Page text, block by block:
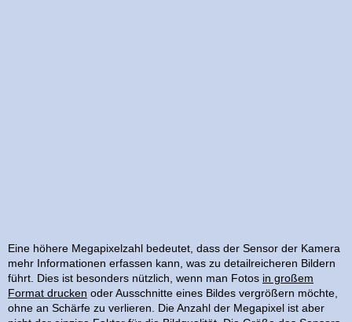
Eine höhere Megapixelzahl bedeutet, dass der Sensor der Kamera
mehr Informationen erfassen kann, was zu detailreicheren Bildern
führt. Dies ist besonders nützlich, wenn man Fotos in großem
Format drucken oder Ausschnitte eines Bildes vergrößern möchte,
ohne an Schärfe zu verlieren. Die Anzahl der Megapixel ist aber